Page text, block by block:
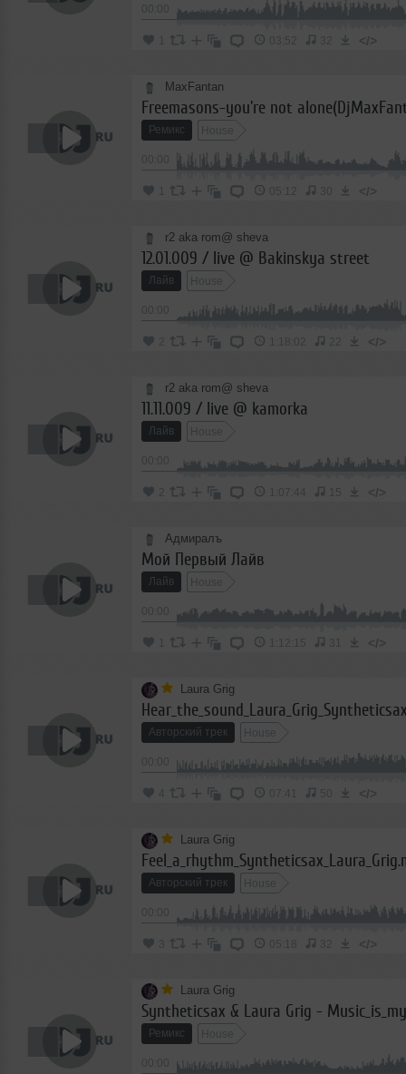
03:52 32 </>
MaxFantan
Freemasons-you're not
Ремикс House
05:12 30 </>
r2 aka rom@ sheva
12.01.009 / live @ Bakinskya street
Лайв House
2 1:18:02 22 </>
r2 aka rom@ sheva
11.11.009 / live @ kamorka
Лайв House
2 1:07:44 15 </>
Адмиралъ
Мой Первый Лайв
Лайв House
1:12:15 31 </>
Laura Grig
Авторский трек House
07:41 50 </>
Laura Grig
Авторский трек House
3 05:18 32 </>
Laura Grig
Ремикс House